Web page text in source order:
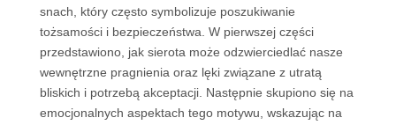
snach, który często symbolizuje poszukiwanie
tożsamości i bezpieczeństwa. W pierwszej części
przedstawiono, jak sierota może odzwierciedlać nasze
wewnętrzne pragnienia oraz lęki związane z utratą
bliskich i potrzebą akceptacji. Następnie skupiono się na
emocjonalnych aspektach tego motywu, wskazując na